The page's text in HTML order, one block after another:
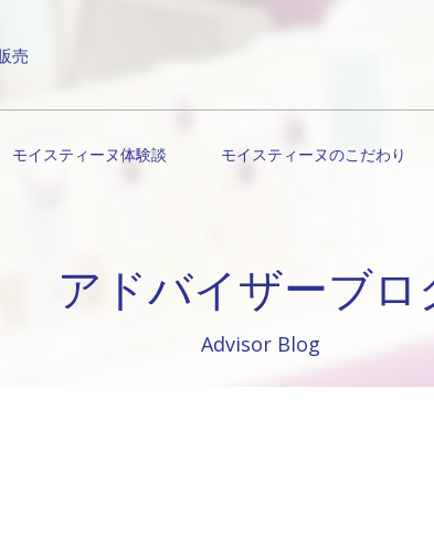
売
モイスティーヌ体験談 モイスティーヌのこだわり
アドバイザーブロ
Advisor Blog